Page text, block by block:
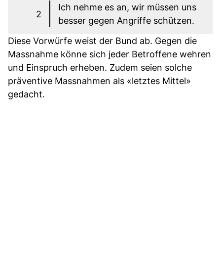
2
Ich nehme es an, wir müssen uns
besser gegen Angriffe schützen.
Diese Vorwürfe weist der Bund ab. Gegen die
Massnahme könne sich jeder Betroffene wehren
und Einspruch erheben. Zudem seien solche
präventive Massnahmen als «letztes Mittel»
gedacht.